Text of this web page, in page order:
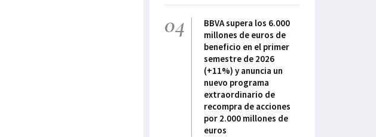
04
BBVA supera los 6.000
millones de euros de
beneficio en el primer
semestre de 2026
(+11%) y anuncia un
nuevo programa
extraordinario de
recompra de acciones
por 2.000 millones de
euros